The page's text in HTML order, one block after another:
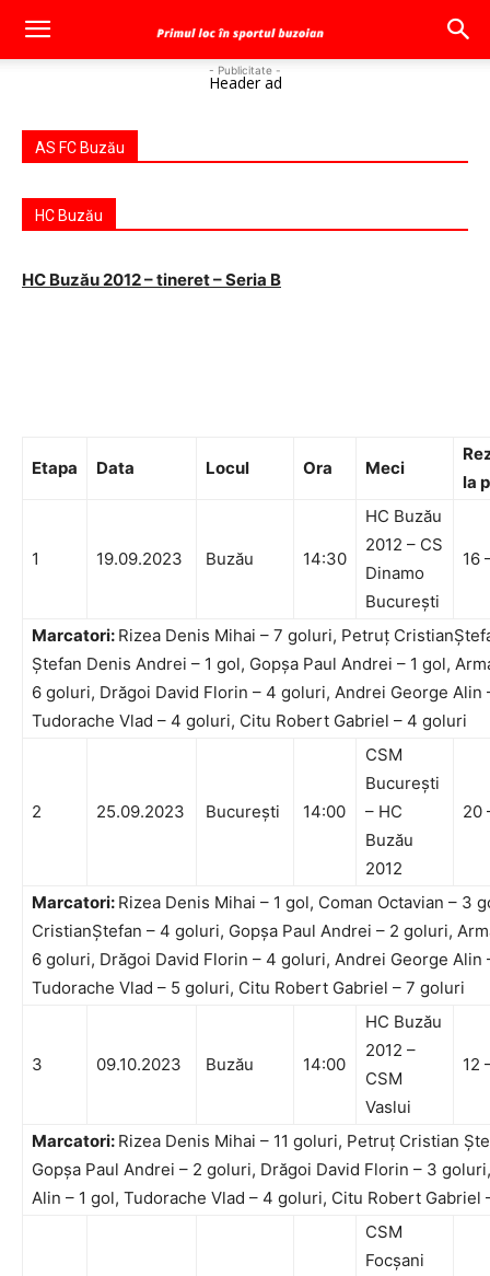
- Publicitate -
Header ad
AS FC Buzău
HC Buzău
HC Buzău 2012 – tineret – Seria B
Etapa Data Locul Ora Meci
la
1 19.09.2023 Buzău 14:30
HC Buzău
2012 – CS
Dinamo
București
16
Marcatori: Rizea Denis Mihai – 7 goluri, Petruț
Ștefan Denis Andrei – 1 gol, Gopșa Paul Andrei – 1 gol,
6 goluri, Drăgoi David Florin – 4 goluri, Andrei George Alin
Tudorache Vlad – 4 goluri, Citu Robert Gabriel – 4 goluri
2 25.09.2023 București 14:00
CSM
București
– HC
Buzău
2012
20
Marcatori: Rizea Denis Mihai – 1 gol, Coman Octavian – 3
CristianȘtefan – 4 goluri, Gopșa Paul Andrei – 2 goluri,
6 goluri, Drăgoi David Florin – 4 goluri, Andrei George Alin
Tudorache Vlad – 5 goluri, Citu Robert Gabriel – 7 goluri
3 09.10.2023 Buzău 14:00
HC Buzău
2012 –
CSM
Vaslui
12
Marcatori: Rizea Denis Mihai – 11 goluri, Petruț Cristian
Gopșa Paul Andrei – 2 goluri, Drăgoi David Florin – 3
Alin – 1 gol, Tudorache Vlad – 4 goluri, Citu Robert Gabriel
CSM
Focșani